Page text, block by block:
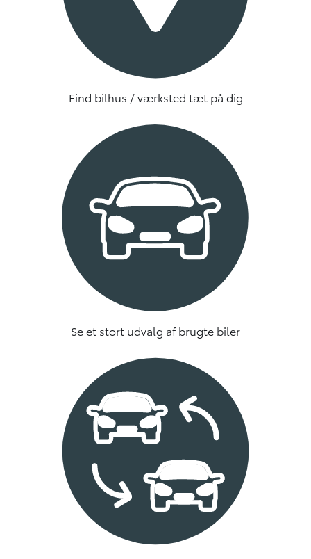
Find bilhus / værksted tæt på dig
Se et stort udvalg af brugte biler